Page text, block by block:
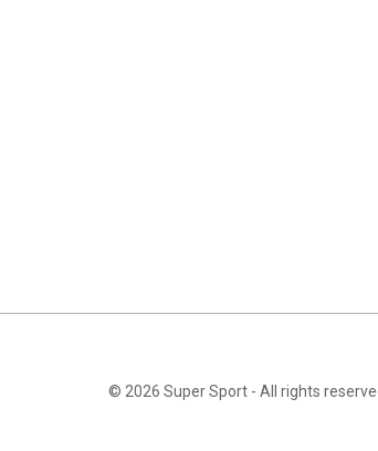
© 2026 Super Sport- All rights